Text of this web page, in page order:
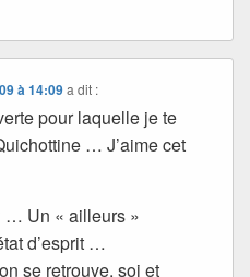
à 14:09 a dit :
pour laquelle je te
… J’aime cet
… Un « ailleurs »
d’esprit …
se retrouve, soi et